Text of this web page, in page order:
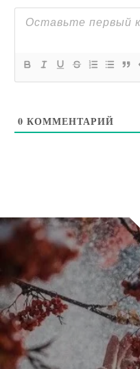
0 КОММЕНТАРИЙ